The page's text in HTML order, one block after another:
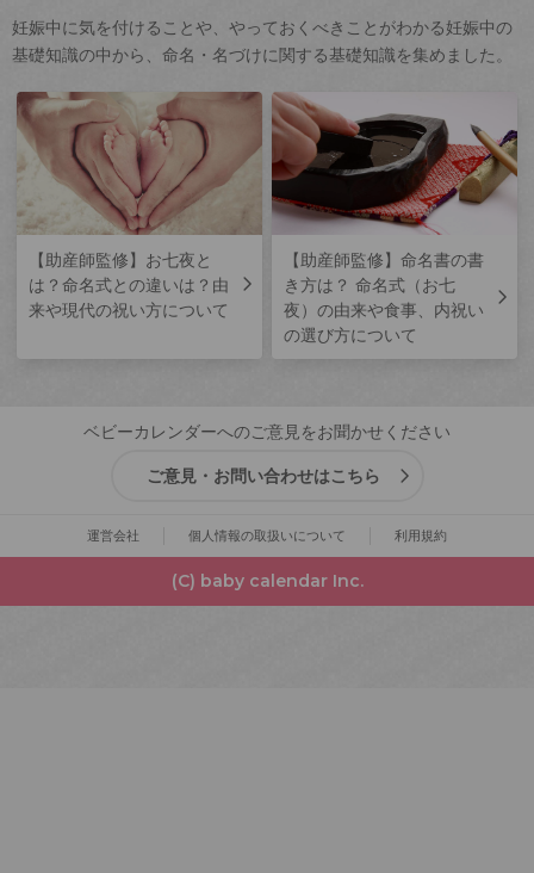
妊娠中に気を付けることや、やっておくべきことがわかる妊娠中の
基礎知識の中から、命名・名づけに関する基礎知識を集めました。
【助産師監修】お七夜と
は？命名式との違いは？由
来や現代の祝い方について
【助産師監修】命名書の書
き方は？ 命名式（お七
夜）の由来や食事、内祝い
の選び方について
ベビーカレンダーへのご意見をお聞かせください
ご意見・お問い合わせはこちら
運営会社 個人情報の取扱いについて 利用規約
(C) baby calendar Inc.